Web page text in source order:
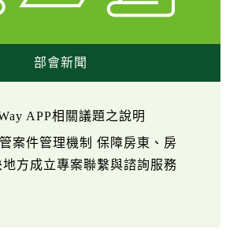
部會新聞
APP相關議題之說明
案件管理機制 保障房東、房
方成立專案聯繫與諮詢服務